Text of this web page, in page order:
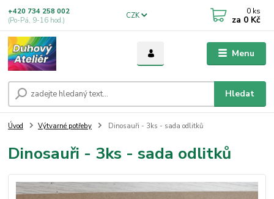
Menu
CZK
Hledat
+420 734 258 002
(Po-Pá, 9-16 hod.)
0 ks
za 0 Kč
Úvod Výtvarné potřeby Dinosauři - 3ks - sada odlitků
Dinosauři - 3ks - sada odlitků